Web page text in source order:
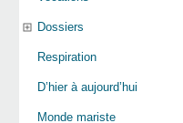
Dossiers
Respiration
D’hier à aujourd’hui
Monde mariste